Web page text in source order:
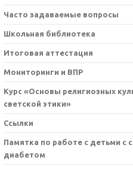
Часто задаваемые вопросы
Школьная библиотека
Итоговая аттестация
Мониторинги и ВПР
Курс «Основы религиозных
светской этики»
Ссылки
Памятка по работе с детьми с
диабетом